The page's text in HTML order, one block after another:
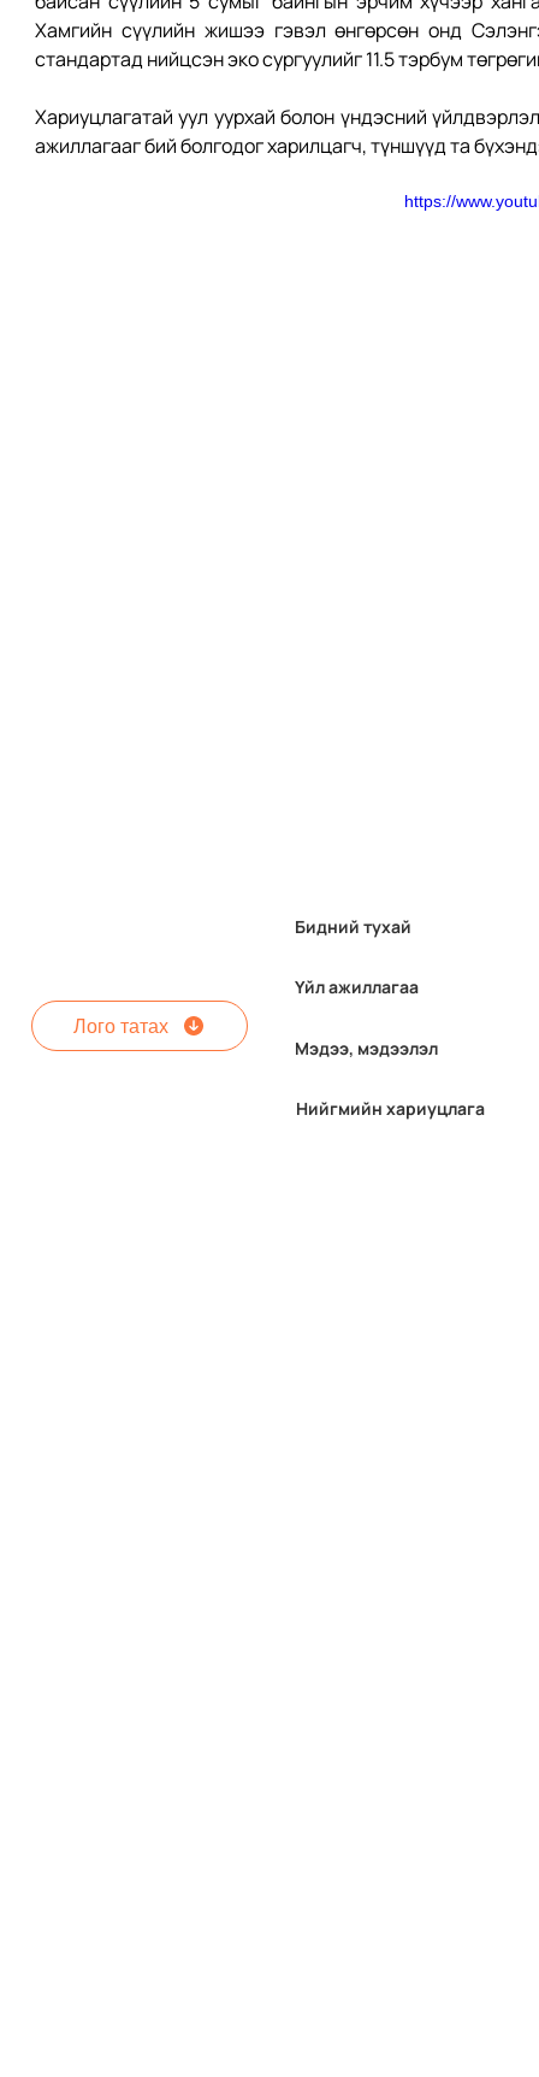
Хамгийн сүүлийн жишээ гэвэл өнгөрсөн онд
стандартад нийцсэн эко сургуулийг 11.5 тэрбум
Хариуцлагатай уул уурхай болон үндэсний
ажиллагааг бий болгодог харилцагч, түншүүд та
https://
Лого татах
Бидний тухай
Үйл ажиллагаа
Мэдээ, мэдээлэл
Нийгмийн хариуцлага